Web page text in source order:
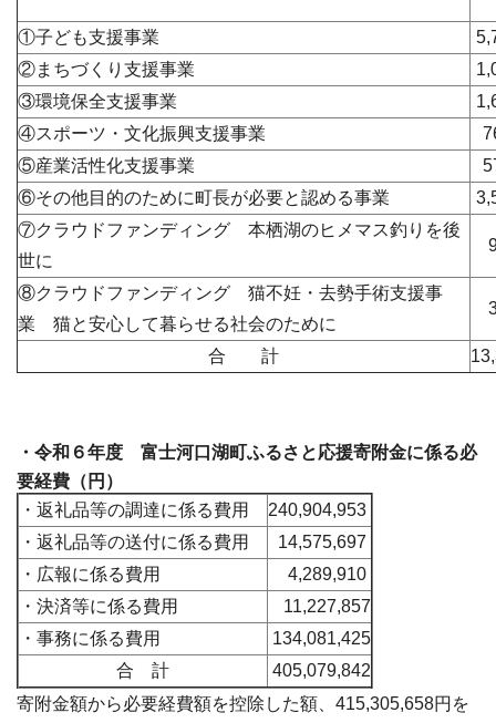
①子ども支援事業
②まちづくり支援事業
③環境保全支援事業
④スポーツ・文化振興支援事業
⑤産業活性化支援事業
⑥その他目的のために町長が必要と認める事業
⑦クラウドファンディング 本栖湖のヒメマス釣りを後
世に
⑧クラウドファンディング 猫不妊・去勢手術支援事
業 猫と安心して暮らせる社会のために
合 計
・令和６年度 富士河口湖町ふるさと応援寄附金に係る必
要経費（円）
・返礼品等の調達に係る費用
240,904,953
・返礼品等の送付に係る費用
14,575,697
・広報に係る費用
4,289,910
・決済等に係る費用
11,227,857
・事務に係る費用
134,081,425
合 計
405,079,842
寄附金額から必要経費額を控除した額、415,305,658円を